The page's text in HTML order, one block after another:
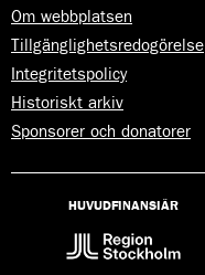
Om webbplatsen
Tillgänglighetsredogörelse
Integritetspolicy
Historiskt arkiv
Sponsorer och donatorer
HUVUDFINANSIÄR